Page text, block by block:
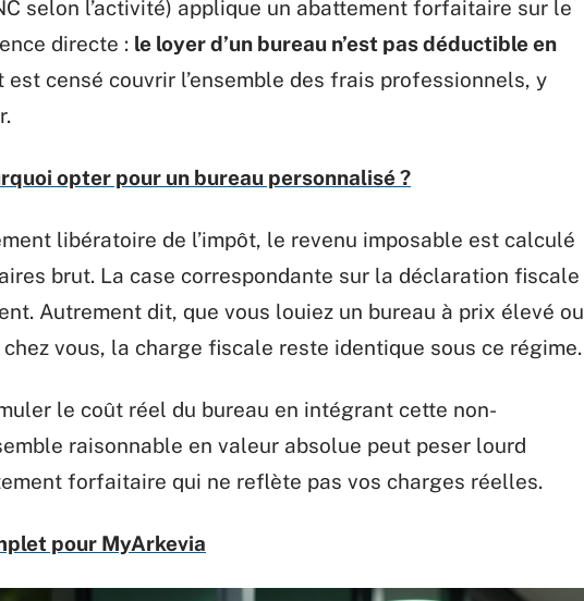
selon l’activité) applique un abattement forfaitaire sur le
directe : le loyer d’un bureau n’est pas déductible en
est censé couvrir l’ensemble des frais professionnels, y
opter pour un bureau personnalisé ?
libératoire de l’impôt, le revenu imposable est calculé
brut. La case correspondante sur la déclaration fiscale
Autrement dit, que vous louiez un bureau à prix élevé ou
vous, la charge fiscale reste identique sous ce régime.
le coût réel du bureau en intégrant cette non-
raisonnable en valeur absolue peut peser lourd
forfaitaire qui ne reflète pas vos charges réelles.
pour MyArkevia